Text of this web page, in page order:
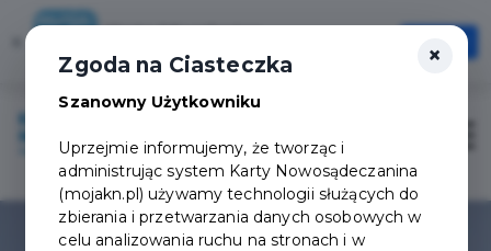
Szybciej, wygodniej, zawsze pod ręką
Otwórz
×
Zgoda na Ciasteczka
Szanowny Użytkowniku
Uprzejmie informujemy, że tworząc i
administrując system Karty Nowosądeczanina
(mojakn.pl) używamy technologii służących do
zbierania i przetwarzania danych osobowych w
celu analizowania ruchu na stronach i w